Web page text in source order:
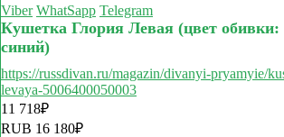
Viber WhatSapp Telegram
Кушетка Глория Левая (цвет
синий)
https://russdivan.ru/magazin/divanyi-pryamyie/
levaya-5006400050003
11 718₽
RUB 16 180₽